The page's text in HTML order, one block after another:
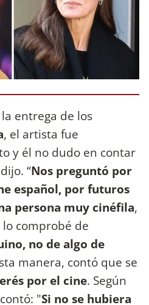
entrega de los
, el artista fue
y él no dudo en contar
“Nos preguntó por
español, por futuros
persona muy cinéfila,
comprobé de
no de algo de
manera, contó que se
por el cine. Según
"Si no se hubiera